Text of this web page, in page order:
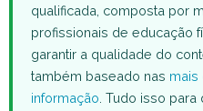
qualificada, composta por
profissionais de educação
garantir a qualidade do
também baseado nas mais
informação . Tudo isso